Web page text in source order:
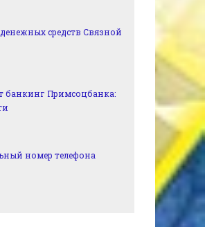
средств Связной
банкинг Примсоцбанка:
номер телефона